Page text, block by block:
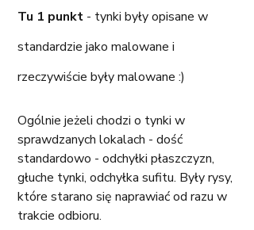
Tu 1 punkt - tynki były opisane w
standardzie jako malowane i
rzeczywiście były malowane :)
Ogólnie jeżeli chodzi o tynki w
sprawdzanych lokalach - dość
standardowo - odchyłki płaszczyzn,
głuche tynki, odchyłka sufitu. Były rysy,
które starano się naprawiać od razu w
trakcie odbioru.